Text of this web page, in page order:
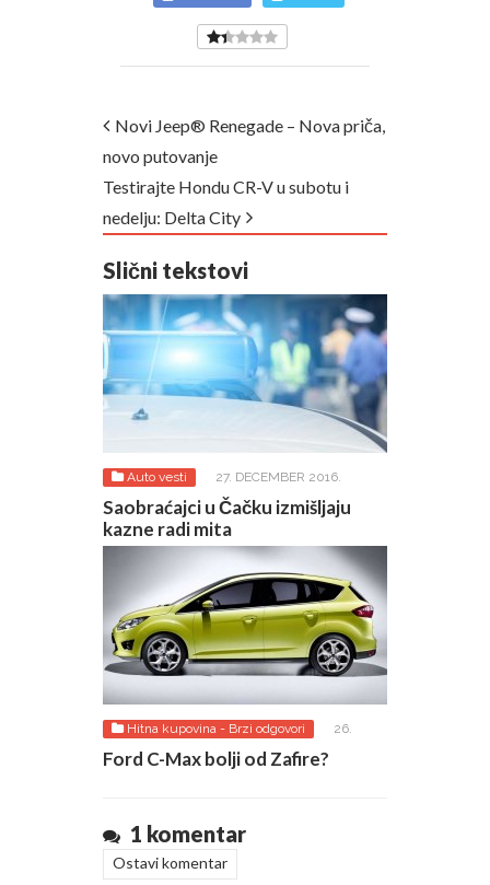
Novi Jeep® Renegade – Nova priča,
novo putovanje
Testirajte Hondu CR-V u subotu i
nedelju: Delta City
Slični tekstovi
Auto vesti 27. DECEMBER 2016.
Saobraćajci u Čačku izmišljaju
kazne radi mita
Hitna kupovina - Brzi odgovori
26.
OCTOBER 2015.
Ford C-Max bolji od Zafire?
1 komentar
Ostavi komentar